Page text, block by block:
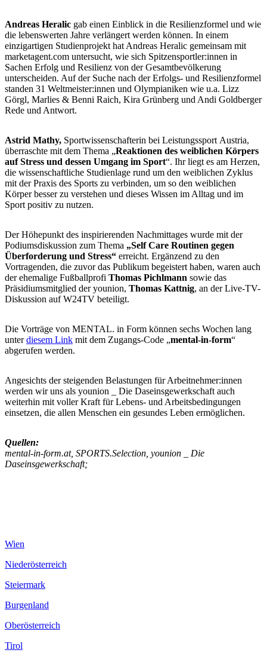
Andreas Heralic gab einen Einblick in die Resilienzformel und wie
die lebenswerten Jahre verlängert werden können. In einem
einzigartigen Studienprojekt hat Andreas Heralic gemeinsam mit
marketagent.com untersucht, wie sich Spitzensportler:innen in
Sachen Erfolg und Resilienz von der Gesamtbevölkerung
unterscheiden. Auf der Suche nach der Erfolgs- und Resilienzformel
standen 31 Weltmeister:innen und Olympianiken wie u.a. Lizz
Görgl, Marlies & Benni Raich, Kira Grünberg und Andi Goldberger
Rede und Antwort.
Astrid Mathy, Sportwissenschafterin bei Leistungssport Austria,
überraschte mit dem Thema „Reaktionen des weiblichen Körpers
auf Stress und dessen Umgang im Sport“. Ihr liegt es am Herzen,
die wissenschaftliche Studienlage rund um den weiblichen Zyklus
mit der Praxis des Sports zu verbinden, um so den weiblichen
Körper besser zu verstehen und dieses Wissen im Alltag und im
Sport positiv zu nutzen.
Der Höhepunkt des inspirierenden Nachmittages wurde mit der
Podiumsdiskussion zum Thema „Self Care Routinen gegen
Überforderung und Stress“ erreicht. Ergänzend zu den
Vortragenden, die zuvor das Publikum begeistert haben, waren auch
der ehemalige Fußballprofi Thomas Pichlmann sowie das
Präsidiumsmitglied der younion, Thomas Kattnig, an der Live-TV-
Diskussion auf W24TV beteiligt.
Die Vorträge von MENTAL. in Form können sechs Wochen lang
unterdiesem Link mit dem Zugangs-Code „mental-in-form“
abgerufen werden.
Angesichts der steigenden Belastungen für Arbeitnehmer:innen
werden wir uns als younion _ Die Daseinsgewerkschaft auch
weiterhin mit voller Kraft für Lebens- und Arbeitsbedingungen
einsetzen, die allen Menschen ein gesundes Leben ermöglichen.
Quellen:
mental-in-form.at, SPORTS.Selection, younion _ Die
Daseinsgewerkschaft;
Wien
Niederösterreich
Steiermark
Burgenland
Oberösterreich
Tirol